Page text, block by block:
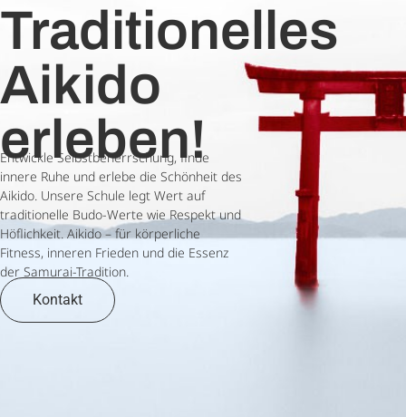
Traditionelles
Aikido
erleben!
Entwickle Selbstbeherrschung, finde
innere Ruhe und erlebe die Schönheit des
Aikido. Unsere Schule legt Wert auf
traditionelle Budo-Werte wie Respekt und
Höflichkeit. Aikido – für körperliche
Fitness, inneren Frieden und die Essenz
der Samurai-Tradition.
Kontakt